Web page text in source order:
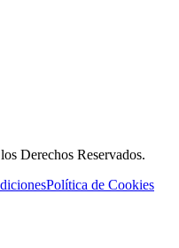
Derechos Reservados.
Política de Cookies